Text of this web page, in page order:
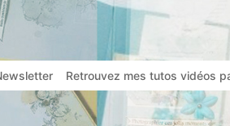
Retrouvez mes tutos vidéos